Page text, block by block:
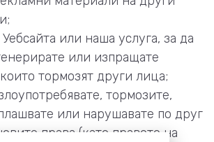
или наша услуга, за да
или изпращате
тормозят други лица;
тормозите,
или нарушавате по друг
права (като правото на